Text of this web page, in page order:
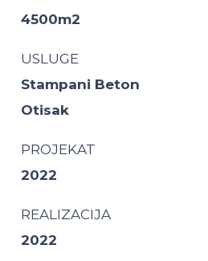
4500m2
USLUGE
Stampani Beton
Otisak
PROJEKAT
2022
REALIZACIJA
2022